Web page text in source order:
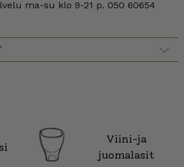
ma-su klo 9-21 p. 050 60654
Viini-ja
juomalasit